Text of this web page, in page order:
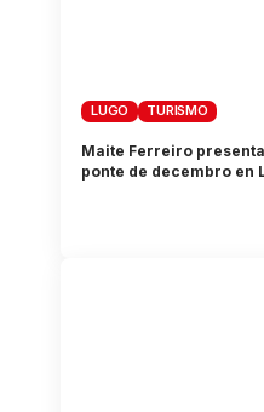
LUGO TURISMO
Maite Ferreiro
ponte de decembro en